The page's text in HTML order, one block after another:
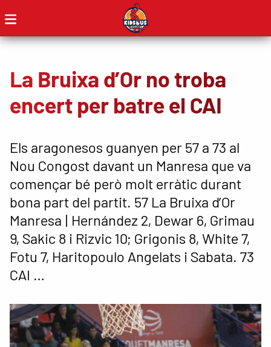
La Bruixa d’Or no troba
encert per batre el CAI
Els aragonesos guanyen per 57 a 73 al
Nou Congost davant un Manresa que va
començar bé però molt erràtic durant
bona part del partit. 57 La Bruixa d’Or
Manresa | Hernández 2, Dewar 6, Grimau
9, Sakic 8 i Rizvic 10; Grigonis 8, White 7,
Fotu 7, Haritopoulo Angelats i Sabata. 73
CAI …